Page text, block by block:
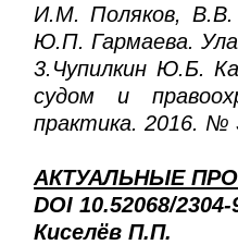
И.М. Поляков,
Ю.П. Гармаева.
3.Чупилкин Ю.Б.
судом и
практика. 2016. №
АКТУАЛЬНЫЕ
DOI 10.52068/
Киселёв П.П.